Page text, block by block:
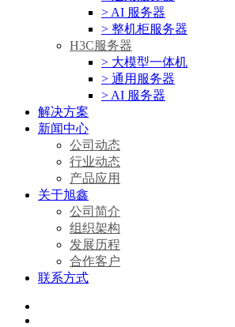
> AI 服务器
> 整机柜服务器
H3C服务器
> 大模型一体机
> 通用服务器
> AI 服务器
解决方案
新闻中心
公司动态
行业动态
产品应用
关于旭鑫
公司简介
组织架构
发展历程
合作客户
联系方式